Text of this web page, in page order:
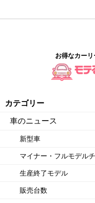
お得なカー
カテゴリー
車のニュース
新型車
マイナー・フルモデル
生産終了モデル
販売台数